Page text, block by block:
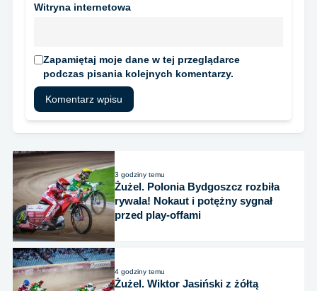
Witryna internetowa
Zapamiętaj moje dane w tej przeglądarce
podczas pisania kolejnych komentarzy.
3 godziny temu
Żużel. Polonia Bydgoszcz rozbiła
rywala! Nokaut i potężny sygnał
przed play-offami
4 godziny temu
Żużel. Wiktor Jasiński z żółtą